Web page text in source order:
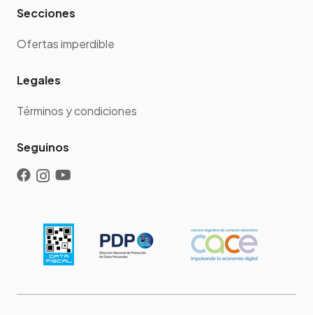
Secciones
Ofertas imperdible
Legales
Términos y condiciones
Seguinos